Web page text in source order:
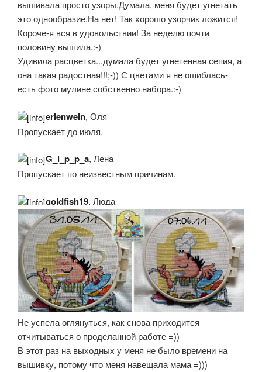
вышивала просто узоры.Думала, меня будет угнетать
это однообразие.На нет! Так хорошо узорчик ложится!
Короче-я вся в удовольствии! За неделю почти
половину вышила.:-)
Удивила расцветка...думала будет угнетенная сепия, а
она такая радостная!!!;-)) С цветами я не ошиблась-
есть фото мулине собственно набора.:-)
erlenwein, Оля
Пропускает до июля.
G_i_p_p_a, Лена
Пропускает по неизвестным причинам.
goldfish19, Люда
Не успела оглянуться, как снова приходится
отчитываться о проделанной работе =))
В этот раз на выходных у меня не было времени на
вышивку, потому что меня навещала мама =)))